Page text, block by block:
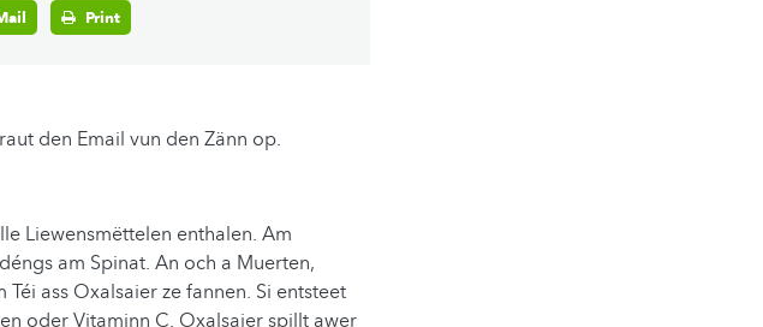
Print
den Email vun den Zänn op.
Liewensmëttelen enthalen. Am
am Spinat. An och a Muerten,
ass Oxalsaier ze fannen. Si entsteet
oder Vitaminn C. Oxalsaier spillt awer